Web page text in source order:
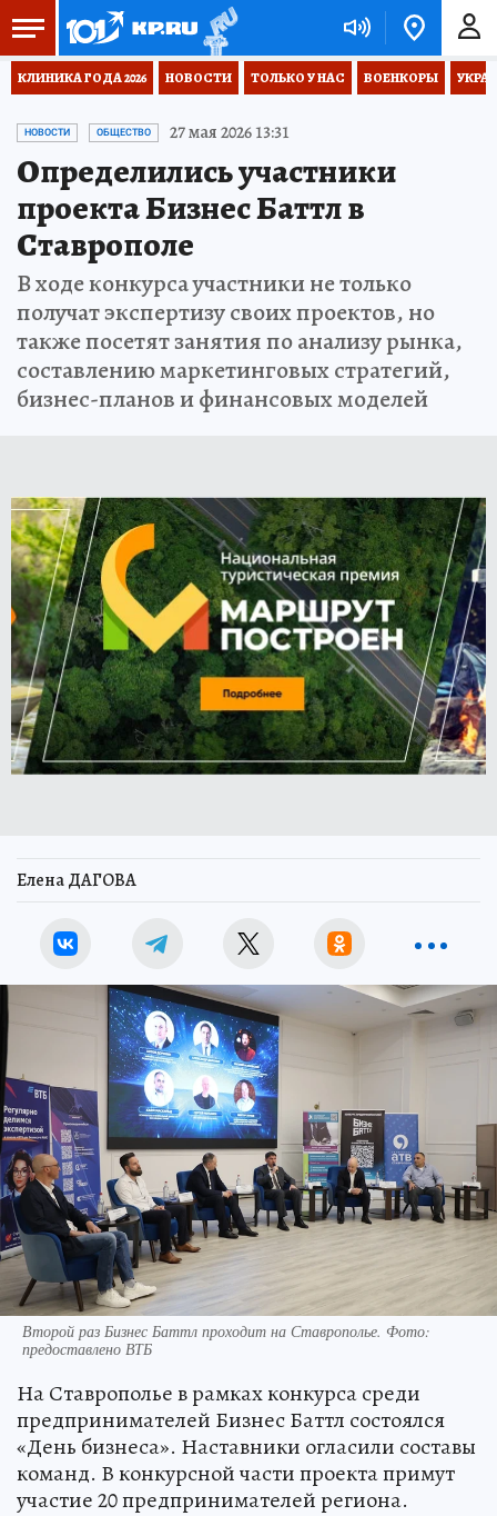
КЛИНИКА ГОДА 2026 НОВОСТИ ТОЛЬКО У НАС ВОЕНКОРЫ
НОВОСТИ ОБЩЕСТВО 27 мая 2026 13:31
Определились участники
проекта Бизнес Баттл в
Ставрополе
В ходе конкурса участники не только
получат экспертизу своих проектов, но
также посетят занятия по анализу рынка,
составлению маркетинговых стратегий,
бизнес-планов и финансовых моделей
Елена ДАГОВА
Второй раз Бизнес Баттл проходит на Ставрополье. Фото:
предоставлено ВТБ
На Ставрополье в рамках конкурса среди
предпринимателей Бизнес Баттл состоялся
«День бизнеса». Наставники огласили составы
команд. В конкурсной части проекта примут
участие 20 предпринимателей региона.